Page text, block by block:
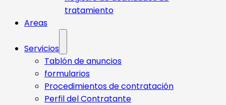
tratamiento
Areas
Servicios
Tablón de anuncios
formularios
Procedimientos de contratación
Perfil del Contratante